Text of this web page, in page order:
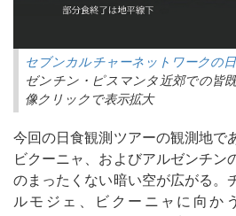
セブンカルチャーネットワークの
ゼンチン・ピスマンタ近郊での皆
像クリックで表示拡大
今回の日食観測ツアーの観測地で
ビクーニャ、およびアルゼンチン
のまったくない暗い空が広がる。
ルモジェ、ビクーニャに向か